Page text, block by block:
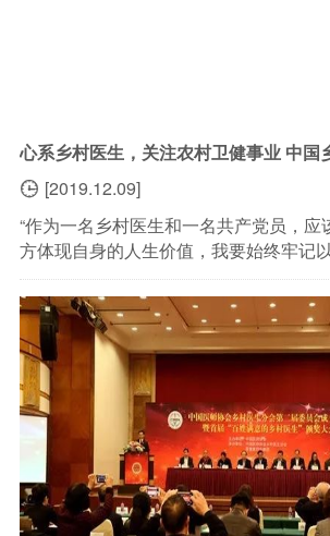
 [2019.12.09]
“作为一名乡村医生和一名共产党员，应
方体现自身的人生价值，我要始终牢记
心，为乡村百姓生命健康保驾护航就是
续坚守在乡村医疗工作岗位上，做一名